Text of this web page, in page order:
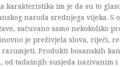
karakteristika im je da su to
naroda srednjega vijeka. S
sačuvano samo nekokoliko
je preživjela slova, riječi,
Produkti bosanskih
od tadašnjih susjeda nazivanim